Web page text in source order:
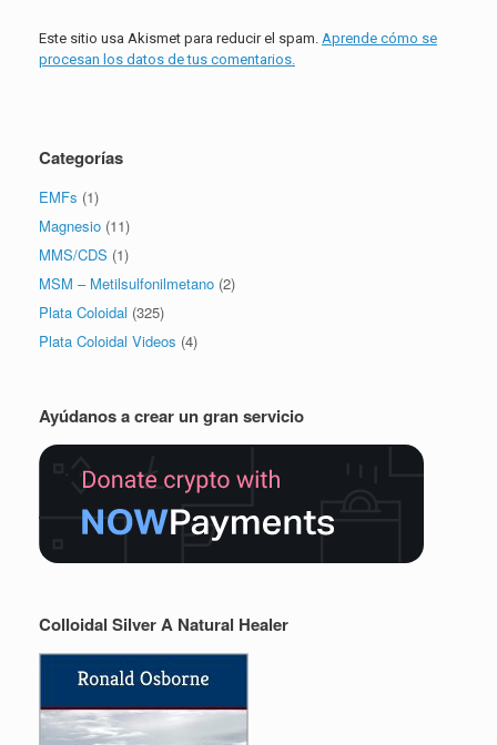
Este sitio usa Akismet para reducir el spam. Aprende cómo se
procesan los datos de tus comentarios.
Categorías
EMFs (1)
Magnesio (11)
MMS/CDS (1)
MSM – Metilsulfonilmetano (2)
Plata Coloidal (325)
Plata Coloidal Videos (4)
Ayúdanos a crear un gran servicio
Colloidal Silver A Natural Healer